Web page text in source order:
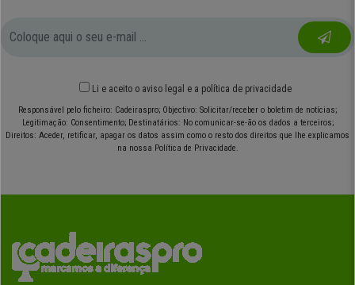
Li e aceito o aviso legal e a política de privacidade
Responsável pelo ficheiro: Cadeiraspro; Objectivo: Solicitar/receber o boletim de notícias;
Legitimação: Consentimento; Destinatários: No comunicar-se-ão os dados a terceiros;
Direitos: Aceder, retificar, apagar os datos assim como o resto dos direitos que lhe explicamos
na nossa Política de Privacidade.